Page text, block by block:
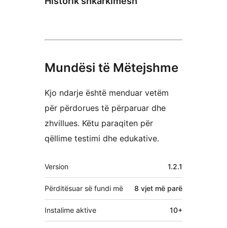
Mundësi të Mëtejshme
Kjo ndarje është menduar vetëm
për përdorues të përparuar dhe
zhvillues. Këtu paraqiten për
qëllime testimi dhe edukative.
Të
tjera
Version 1.2.1
Përditësuar së fundi më 8 vjet më parë
Instalime aktive 10+